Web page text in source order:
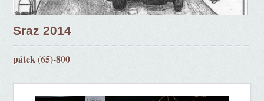
Sraz 2014
pátek (65)-800